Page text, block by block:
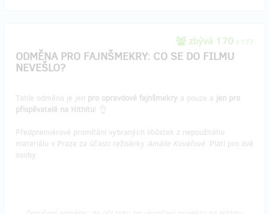
zbývá 170 z 177
ODMĚNA PRO FAJNŠMEKRY: CO SE DO FILMU
NEVEŠLO?
Tahle odměna je jen pro opravdové fajnšmekry a pouze a jen pro
přispěvatelé na Hithitu! 👌
Předpremiérové promítání vybraných libůstek z nepoužitého
materiálu v Praze za účasti režisérky Amálie Kovářové. Platí pro dvě
osoby.